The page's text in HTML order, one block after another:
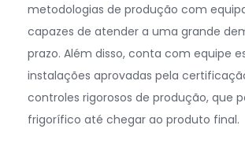
metodologias de produção com
capazes de atender a uma grande
prazo. Além disso, conta com equipe
instalações aprovadas pela
controles rigorosos de produção, que
frigorífico até chegar ao produto final.